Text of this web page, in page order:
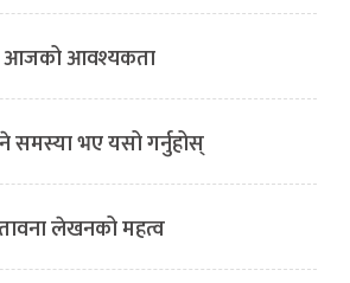
आजको आवश्यकता
समस्या भए यसो गर्नुहोस्
लेखनको महत्व